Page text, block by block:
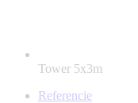
Tower 5x3m
Referencie